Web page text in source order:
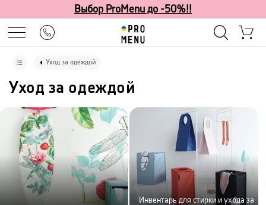
Выбор ProMenu до -50%!!
Уход за одеждой
Уход за одеждой
Инвентарь для стирки и ухода за